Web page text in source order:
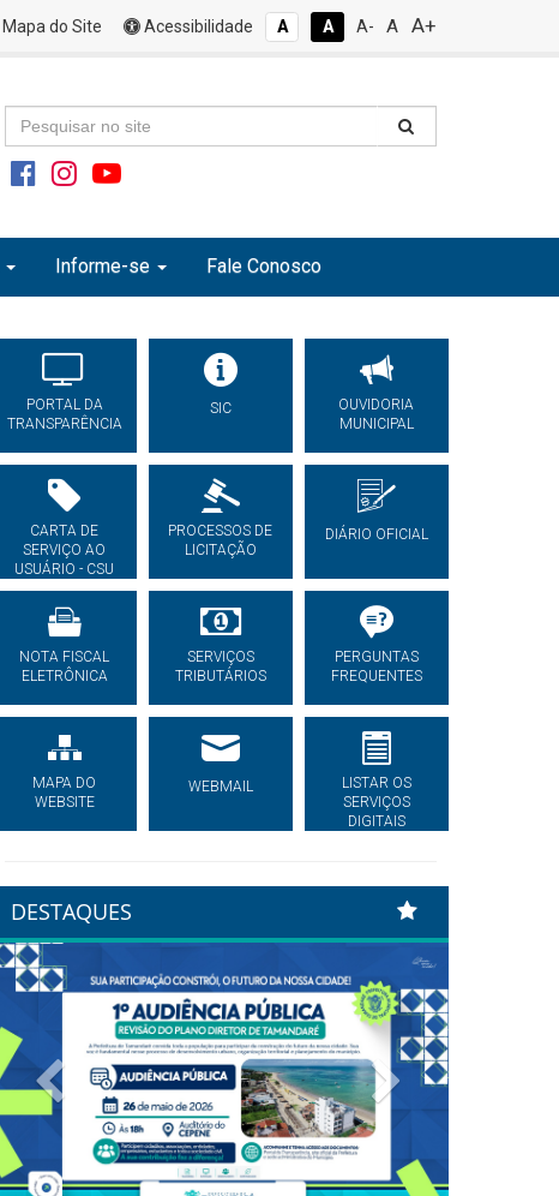
Mapa do Site Acessibilidade A A A- A A+
Informe-se Fale Conosco
PORTAL DA
TRANSPARÊNCIA
SIC
OUVIDORIA
MUNICIPAL
CARTA DE
SERVIÇO AO
USUÁRIO - CSU
PROCESSOS DE
LICITAÇÃO
DIÁRIO OFICIAL
NOTA FISCAL
ELETRÔNICA
SERVIÇOS
TRIBUTÁRIOS
PERGUNTAS
FREQUENTES
MAPA DO
WEBSITE
WEBMAIL
LISTAR OS
SERVIÇOS
DIGITAIS
DESTAQUES
Previous Next